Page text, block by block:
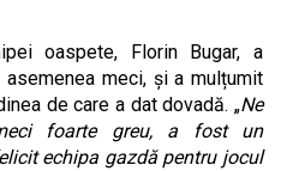
oaspete, Florin Bugar, a
meci, și a mulțumit
de care a dat dovadă. „Ne
foarte greu, a fost un
echipa gazdă pentru jocul